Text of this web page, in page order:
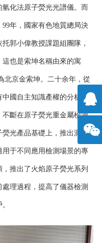
化法原子熒光光譜儀。而
年，國家有色地質總局決
郭小偉教授課題組團隊，
也是索坤名稱由來的寓
北京金索坤。二十余年，從
國自主知識產權的分析儀
斷在原子熒光重金屬檢測
光產品基礎上，推出測汞
于不同應用檢測場景的專
推出了火焰原子熒光系列
理過程，提高了儀器檢測
擊咨
詢
信